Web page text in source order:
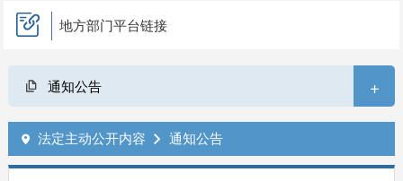
地方部门平台链接
通知公告 +
 法定主动公开内容  通知公告